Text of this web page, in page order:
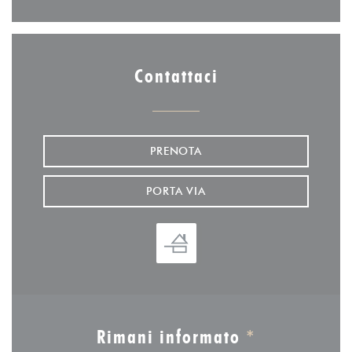
Contattaci
PRENOTA
PORTA VIA
Rimani informato *